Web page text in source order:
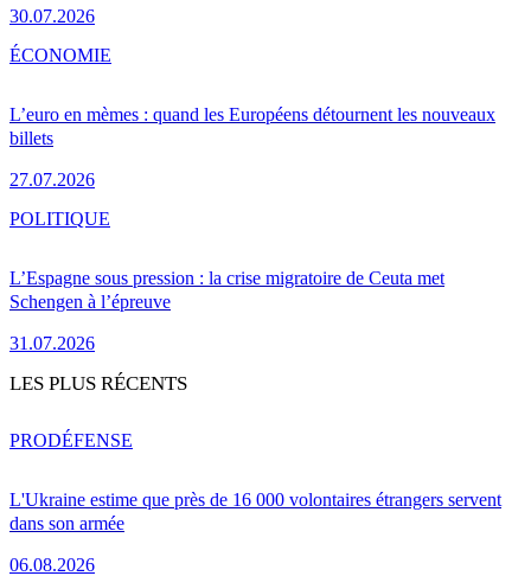
30.07.2026
L’euro en mèmes : quand les Européens détournent les nouveaux
billets
27.07.2026
ÉCONOMIE
L’Espagne sous pression : la crise migratoire de Ceuta met
Schengen à l’épreuve
31.07.2026
POLITIQUE
LES PLUS RÉCENTS
L'Ukraine estime que près de 16 000 volontaires étrangers servent
dans son armée
06.08.2026
PRODÉFENSE